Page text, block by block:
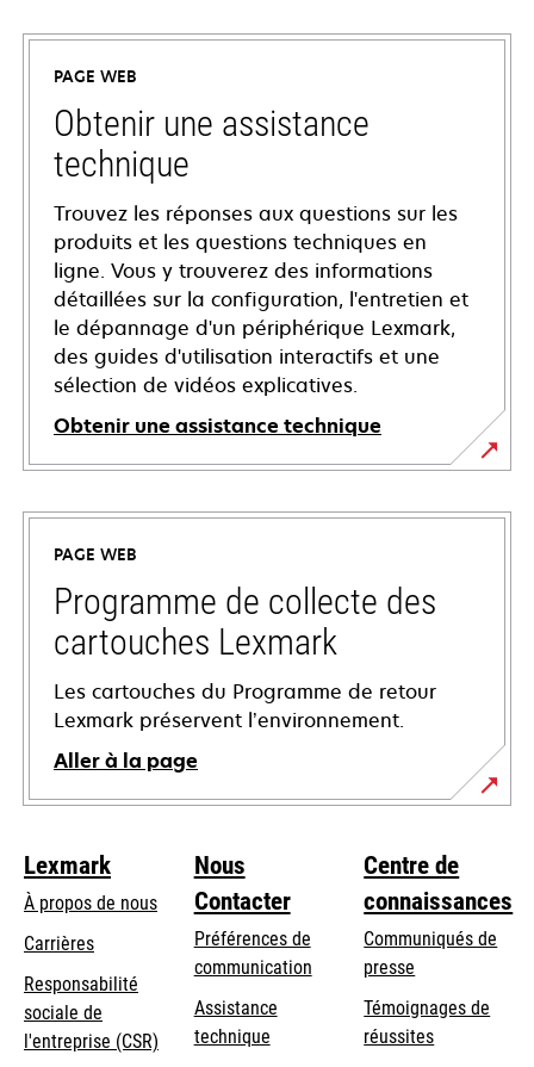
PAGE WEB
Obtenir une assistance
technique
Trouvez les réponses aux questions sur les
produits et les questions techniques en
ligne. Vous y trouverez des informations
détaillées sur la configuration, l'entretien et
le dépannage d'un périphérique Lexmark,
des guides d'utilisation interactifs et une
sélection de vidéos explicatives.
Obtenir une assistance technique
s’ouvre
dans
nouvel
onglet
PAGE WEB
Programme de collecte des
cartouches Lexmark
Les cartouches du Programme de retour
Lexmark préservent l’environnement.
Aller à la page
Lexmark
À propos de nous
Carrières
s’ouvre
dans
un
Responsabilité
sociale de
l'entreprise (CSR) s’ouvre
Nous
Contacter
Préférences de
communication
s’ouvre
dans
Assistance
techniques’ouvre
Centre de
connaissances
Communiqués de
presse
Témoignages de
réussites